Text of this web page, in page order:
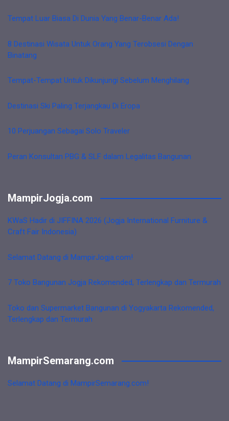
Tempat Luar Biasa Di Dunia Yang Benar-Benar Ada!
8 Destinasi Wisata Untuk Orang Yang Terobsesi Dengan
Binatang
Tempat-Tempat Untuk Dikunjungi Sebelum Menghilang
Destinasi Ski Paling Terjangkau Di Eropa
10 Perjuangan Sebagai Solo Traveler
Peran Konsultan PBG & SLF dalam Legalitas Bangunan
MampirJogja.com
KWaS Hadir di JIFFINA 2026 (Jogja International Furniture &
Craft Fair Indonesia)
Selamat Datang di MampirJogja.com!
7 Toko Bangunan Jogja Rekomended, Terlengkap dan Termurah
Toko dan Supermarket Bangunan di Yogyakarta Rekomended,
Terlengkap dan Termurah
MampirSemarang.com
Selamat Datang di MampirSemarang.com!